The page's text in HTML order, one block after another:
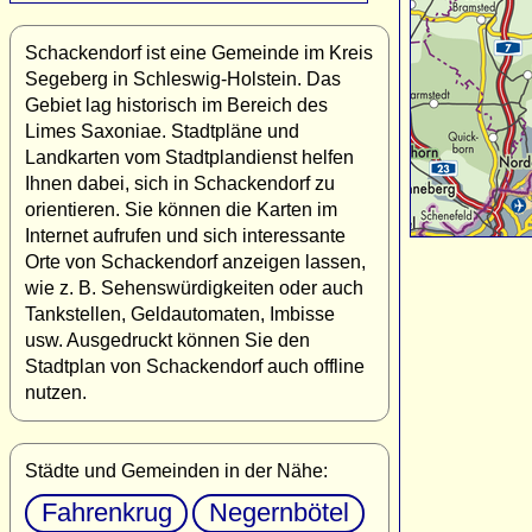
Schackendorf ist eine Gemeinde im Kreis
Segeberg in Schleswig-Holstein. Das
Gebiet lag historisch im Bereich des
Limes Saxoniae. Stadtpläne und
Landkarten vom Stadtplandienst helfen
Ihnen dabei, sich in Schackendorf zu
orientieren. Sie können die Karten im
Internet aufrufen und sich interessante
Orte von Schackendorf anzeigen lassen,
wie z. B. Sehenswürdigkeiten oder auch
Tankstellen, Geldautomaten, Imbisse
usw. Ausgedruckt können Sie den
Stadtplan von Schackendorf auch offline
nutzen.
Städte und Gemeinden in der Nähe:
Fahrenkrug Negernbötel